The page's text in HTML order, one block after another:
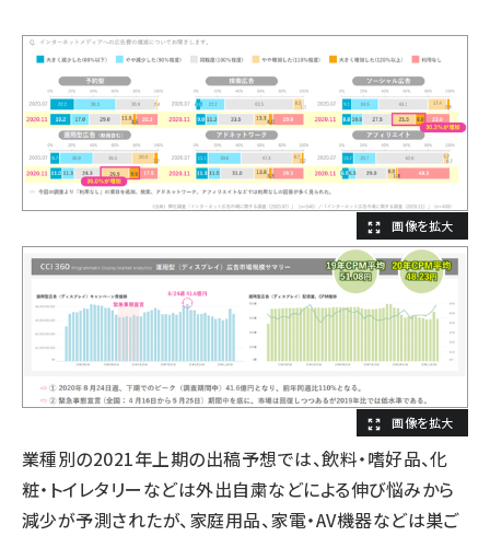
業種別の2021年上期の出稿予想では、飲料・嗜好品、化
粧・トイレタリーなどは外出自粛などによる伸び悩みから
減少が予測されたが、家庭用品、家電・AV機器などは巣ご